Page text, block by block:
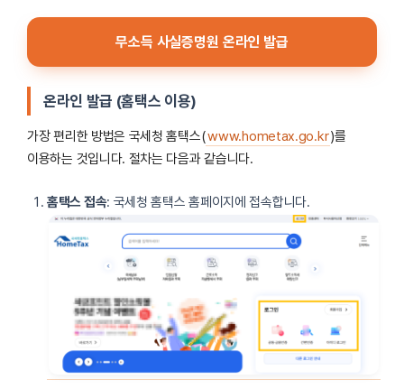
무소득 사실증명원 온라인 발급
온라인 발급 (홈택스 이용)
가장 편리한 방법은 국세청 홈택스(www.hometax.go.kr)를
이용하는 것입니다. 절차는 다음과 같습니다.
홈택스 접속: 국세청 홈택스 홈페이지에 접속합니다.